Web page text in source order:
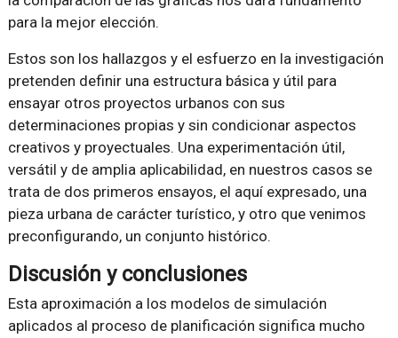
para la mejor elección.
Estos son los hallazgos y el esfuerzo en la investigación
pretenden definir una estructura básica y útil para
ensayar otros proyectos urbanos con sus
determinaciones propias y sin condicionar aspectos
creativos y proyectuales. Una experimentación útil,
versátil y de amplia aplicabilidad, en nuestros casos se
trata de dos primeros ensayos, el aquí expresado, una
pieza urbana de carácter turístico, y otro que venimos
preconfigurando, un conjunto histórico.
Discusión y conclusiones
Esta aproximación a los modelos de simulación
aplicados al proceso de planificación significa mucho